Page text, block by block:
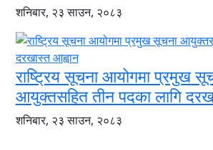
शनिबार, २३ साउन, २०८३
राष्ट्रिय सूचना आयोगमा प्रमुख
आयुक्तसहित तीन पदका लागि
शनिबार, २३ साउन, २०८३